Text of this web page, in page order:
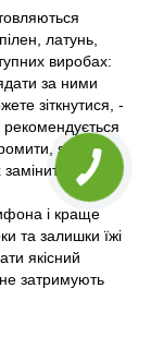
латунь,
виробах:
за ними
зіткнутися, -
рекомендується
якщо
і краще
та залишки їжі
якісний
не затримують